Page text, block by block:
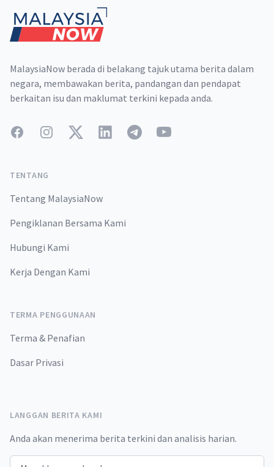
MalaysiaNow berada di belakang tajuk utama berita dalam
negara, membawakan berita, pandangan dan pendapat
berkaitan isu dan maklumat terkini kepada anda.
FacebookInstagramTwitterLinkedInTelegramYouTube
TENTANG
Tentang MalaysiaNow
Pengiklanan Bersama Kami
Hubungi Kami
Kerja Dengan Kami
TERMA PENGGUNAAN
Terma & Penafian
Dasar Privasi
LANGGAN BERITA KAMI
Anda akan menerima berita terkini dan analisis harian.
Email address